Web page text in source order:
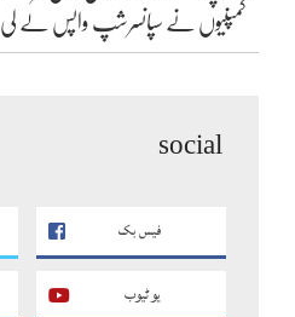
کمپنیوں نے سپانسرشپ واپس لے لی
social
فیس بک
یو ٹیوب